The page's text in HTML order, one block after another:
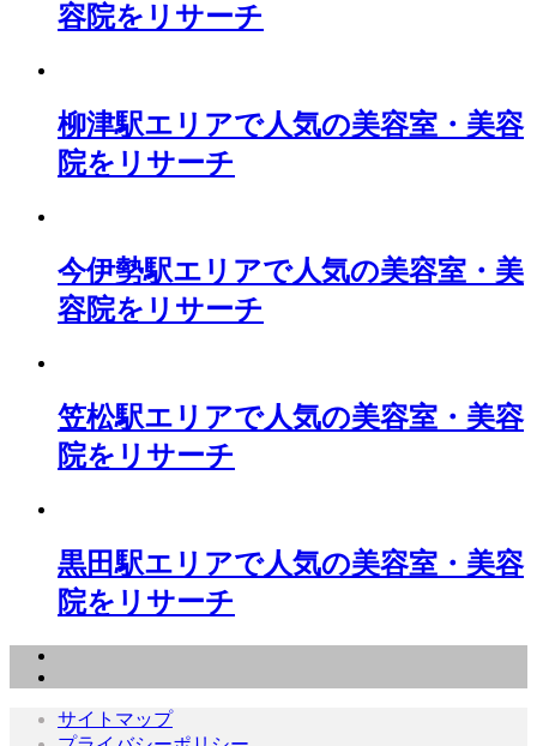
容院をリサーチ
柳津駅エリアで人気の美容室・美容
院をリサーチ
今伊勢駅エリアで人気の美容室・美
容院をリサーチ
笠松駅エリアで人気の美容室・美容
院をリサーチ
黒田駅エリアで人気の美容室・美容
院をリサーチ
サイトマップ